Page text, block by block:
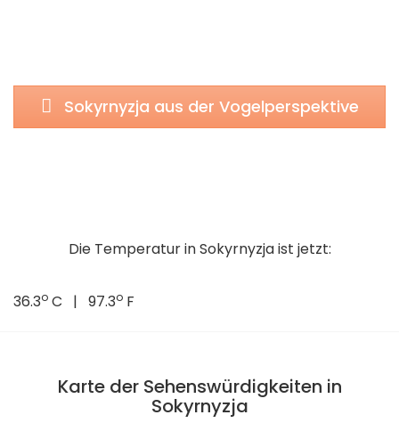
Sokyrnyzja aus der Vogelperspektive
Die Temperatur in Sokyrnyzja ist jetzt:
36.3o C | 97.3o F
Karte der Sehenswürdigkeiten in
Sokyrnyzja